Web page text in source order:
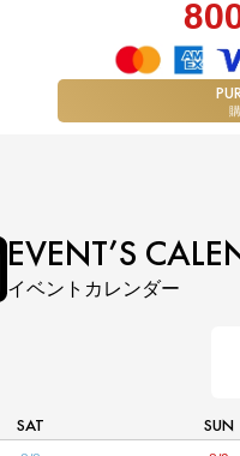
EVENT’S
イベントカレンダー
SAT SUN